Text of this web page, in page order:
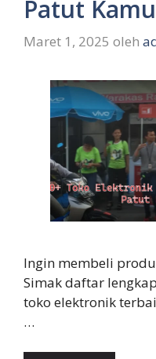
Patut
Maret 1, 2025 oleh
Ingin membeli
Simak daftar
toko elektronik
…